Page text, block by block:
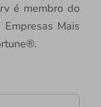
é membro do
Mais